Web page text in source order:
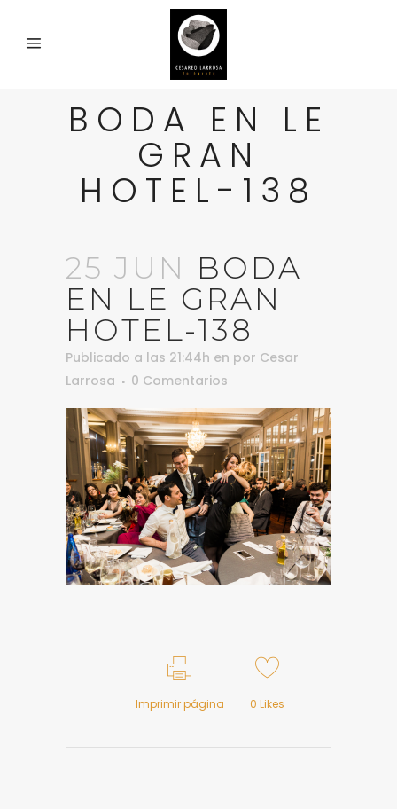
BODA EN LE
GRAN
HOTEL-138
25 JUN BODA
EN LE GRAN
HOTEL-138
Publicado a las 21:44h en por Cesar
Larrosa
0 Comentarios
Imprimir página 0 Likes